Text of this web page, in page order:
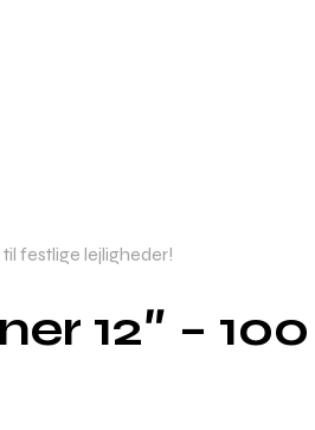
til festlige lejligheder!
12″ –